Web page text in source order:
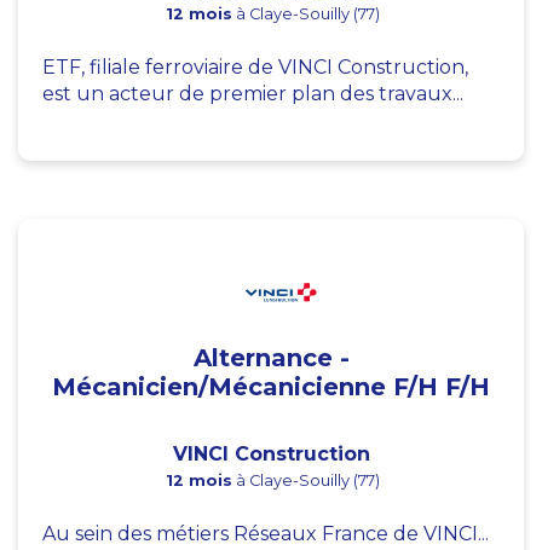
12 mois à Claye-Souilly (77)
ETF, filiale ferroviaire de VINCI Construction,
est un acteur de premier plan des travaux...
Alternance -
Mécanicien/Mécanicienne F/H F/H
VINCI Construction
12 mois à Claye-Souilly (77)
Au sein des métiers Réseaux France de VINCI...